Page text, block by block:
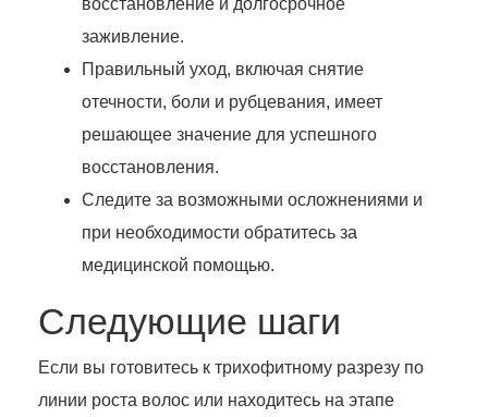
заживление.
Правильный уход, включая снятие
отечности, боли и рубцевания, имеет
решающее значение для успешного
восстановления.
Следите за возможными осложнениями и
при необходимости обратитесь за
медицинской помощью.
Следующие шаги
Если вы готовитесь к трихофитному разрезу по
линии роста волос или находитесь на этапе